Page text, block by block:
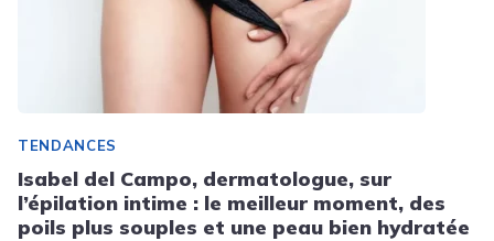
TENDANCES
Isabel del Campo, dermatologue, sur
l’épilation intime : le meilleur moment, des
poils plus souples et une peau bien hydratée